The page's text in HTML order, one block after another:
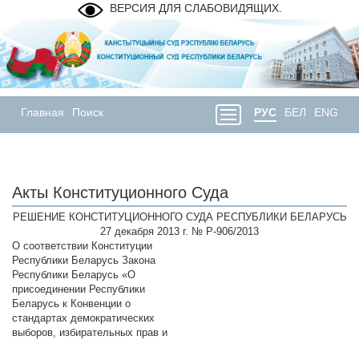
ВЕРСИЯ ДЛЯ СЛАБОВИДЯЩИХ.
Главная Поиск РУС БЕЛ ENG
Акты Конституционного Суда
РЕШЕНИЕ КОНСТИТУЦИОННОГО СУДА РЕСПУБЛИКИ БЕЛАРУСЬ
27 декабря 2013 г. № Р-906/2013
О соответствии Конституции
Республики Беларусь Закона
Республики Беларусь «О
присоединении Республики
Беларусь к Конвенции о
стандартах демократических
выборов, избирательных прав и